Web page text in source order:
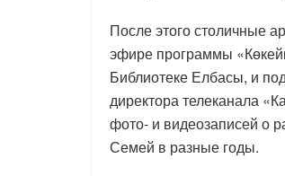
После этого столичные
эфире программы
Библиотеке Елбасы, и
директора телеканала
фото- и видеозаписей о
Семей в разные годы.